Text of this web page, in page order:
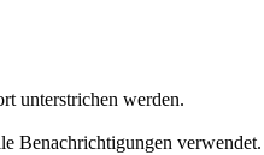
unterstrichen werden.
Benachrichtigungen verwendet.